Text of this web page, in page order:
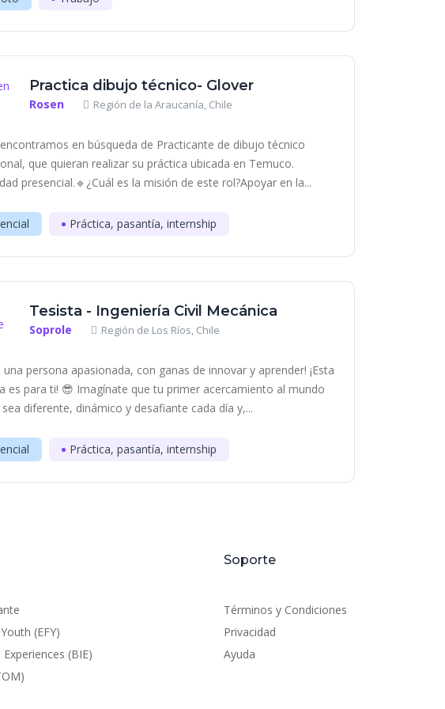
Practica dibujo técnico- Glover
Rosen Región de la Araucanía, Chile
en búsqueda de Practicante de dibujo técnico
que quieran realizar su práctica ubicada en Temuco.
presencial.🔹¿Cuál es la misión de este rol?Apoyar en la...
Práctica, pasantía, internship
Tesista - Ingeniería Civil Mecánica
Soprole Región de Los Ríos, Chile
una persona apasionada, con ganas de innovar y aprender! ¡Esta
es para ti! 😎 Imagínate que tu primer acercamiento al mundo
diferente, dinámico y desafiante cada día y,...
Práctica, pasantía, internship
(EFY)
(BIE)
Soporte
Términos y Condiciones
Privacidad
Ayuda